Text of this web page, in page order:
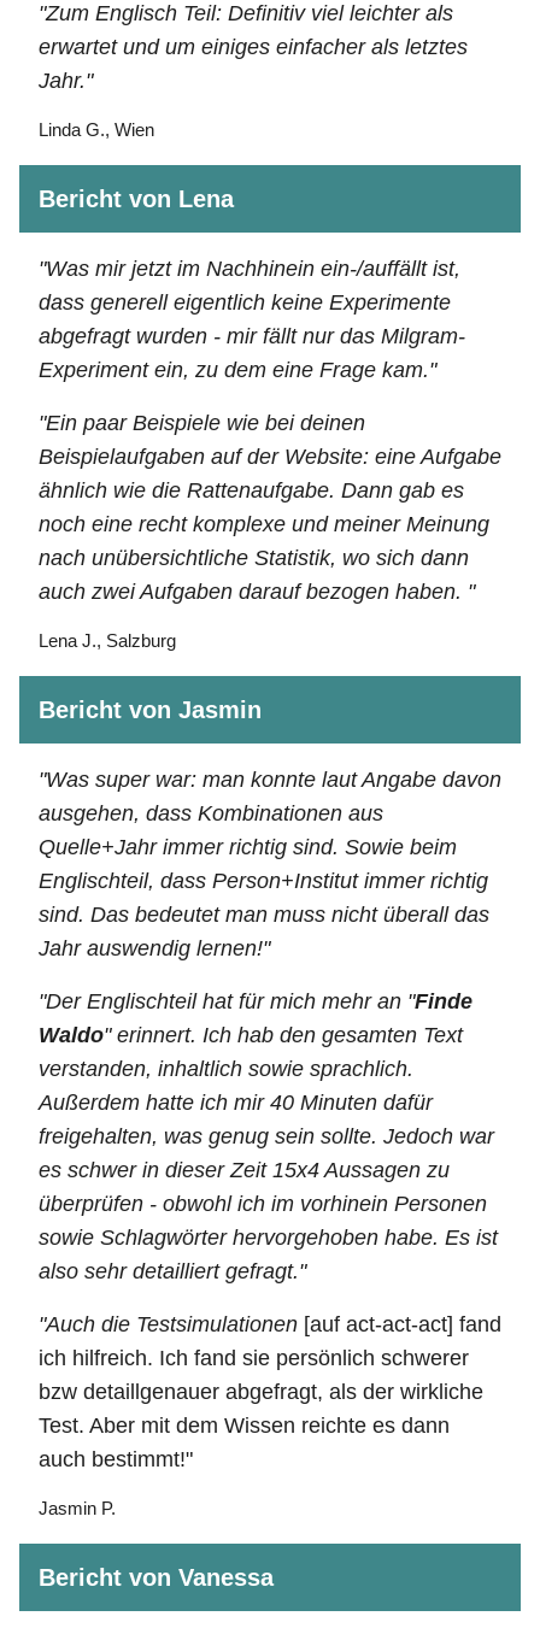
"Zum Englisch Teil: Definitiv viel leichter als
erwartet und um einiges einfacher als letztes
Jahr."
Linda G., Wien
Bericht von Lena
"Was mir jetzt im Nachhinein ein-/auffällt ist,
dass generell eigentlich keine Experimente
abgefragt wurden - mir fällt nur das Milgram-
Experiment ein, zu dem eine Frage kam."
"Ein paar Beispiele wie bei deinen
Beispielaufgaben auf der Website: eine Aufgabe
ähnlich wie die Rattenaufgabe. Dann gab es
noch eine recht komplexe und meiner Meinung
nach unübersichtliche Statistik, wo sich dann
auch zwei Aufgaben darauf bezogen haben. "
Lena J., Salzburg
Bericht von Jasmin
"Was super war: man konnte laut Angabe davon
ausgehen, dass Kombinationen aus
Quelle+Jahr immer richtig sind. Sowie beim
Englischteil, dass Person+Institut immer richtig
sind. Das bedeutet man muss nicht überall das
Jahr auswendig lernen!"
"Der Englischteil hat für mich mehr an "Finde
Waldo" erinnert. Ich hab den gesamten Text
verstanden, inhaltlich sowie sprachlich.
Außerdem hatte ich mir 40 Minuten dafür
freigehalten, was genug sein sollte. Jedoch war
es schwer in dieser Zeit 15x4 Aussagen zu
überprüfen - obwohl ich im vorhinein Personen
sowie Schlagwörter hervorgehoben habe. Es ist
also sehr detailliert gefragt."
"Auch die Testsimulationen [auf act-act-act] fand
ich hilfreich. Ich fand sie persönlich schwerer
bzw detaillgenauer abgefragt, als der wirkliche
Test. Aber mit dem Wissen reichte es dann
auch bestimmt!"
Jasmin P.
Bericht von Vanessa